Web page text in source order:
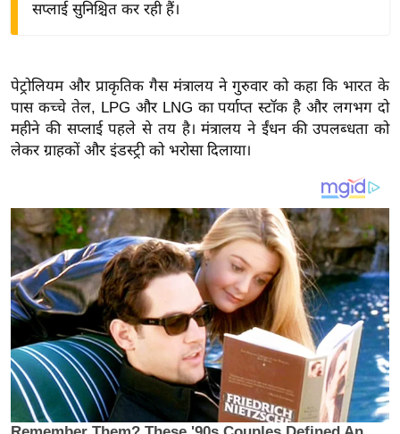
वि
शे
ष
ज्ञ
ब
ज
ट
खे
ल
क्रि
के
ट
I
सप्लाई सुनिश्चित कर रही हैं।
पेट्रोलियम और प्राकृतिक गैस मंत्रालय ने गुरुवार को कहा कि भारत के
पास कच्चे तेल, LPG और LNG का पर्याप्त स्टॉक है और लगभग दो
महीने की सप्लाई पहले से तय है। मंत्रालय ने ईंधन की उपलब्धता को
लेकर ग्राहकों और इंडस्ट्री को भरोसा दिलाया।